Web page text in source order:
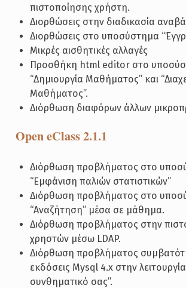
πιστοποίησης χρήστη.
Διορθώσεις στην διαδικασία
Διορθώσεις στο υποσύστημα
Μικρές αισθητικές αλλαγές
Προσθήκη html editor στο
“Δημιουργία Μαθήματος” και
Μαθήματος”.
Διόρθωση διαφόρων άλλων
Open eClass 2.1.1
Διόρθωση προβλήματος στο
“Εμφάνιση παλιών στατιστικών”
Διόρθωση προβλήματος στο
“Αναζήτηση” μέσα σε μάθημα.
Διόρθωση προβλήματος στην
χρηστών μέσω LDAP.
Διόρθωση προβλήματος
εκδόσεις Mysql 4.x στην
συνθηματικό σας”.